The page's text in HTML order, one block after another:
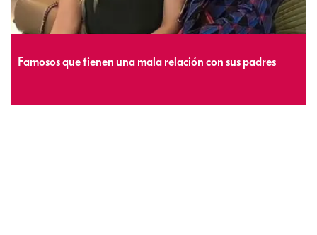
Famosos que tienen una mala relación con sus padres